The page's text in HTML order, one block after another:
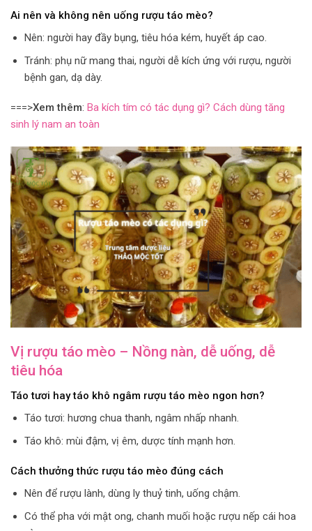
Ai nên và không nên uống rượu táo mèo?
Nên: người hay đầy bụng, tiêu hóa kém, huyết áp cao.
Tránh: phụ nữ mang thai, người dễ kích ứng với rượu, người
bệnh gan, dạ dày.
===>Xem thêm: Ba kích tím có tác dụng gì? Cách dùng tăng
sinh lý nam an toàn
Vị rượu táo mèo – Nồng nàn, dễ uống, dễ
tiêu hóa
Táo tươi hay táo khô ngâm rượu táo mèo ngon hơn?
Táo tươi: hương chua thanh, ngâm nhấp nhanh.
Táo khô: mùi đậm, vị êm, dược tính mạnh hơn.
Cách thưởng thức rượu táo mèo đúng cách
Nên để rượu lành, dùng ly thuỷ tinh, uống chậm.
Có thể pha với mật ong, chanh muối hoặc rượu nếp cái hoa